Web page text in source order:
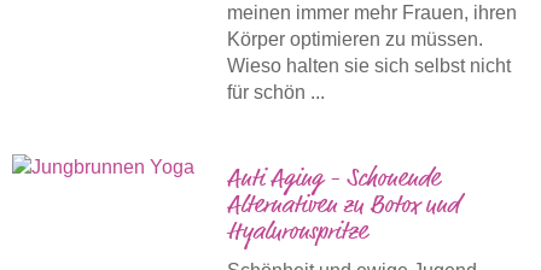
meinen immer mehr Frauen, ihren
Körper optimieren zu müssen.
Wieso halten sie sich selbst nicht
für schön ...
Anti Aging - Schonende
Alternativen zu Botox und
Hyaluronspritze